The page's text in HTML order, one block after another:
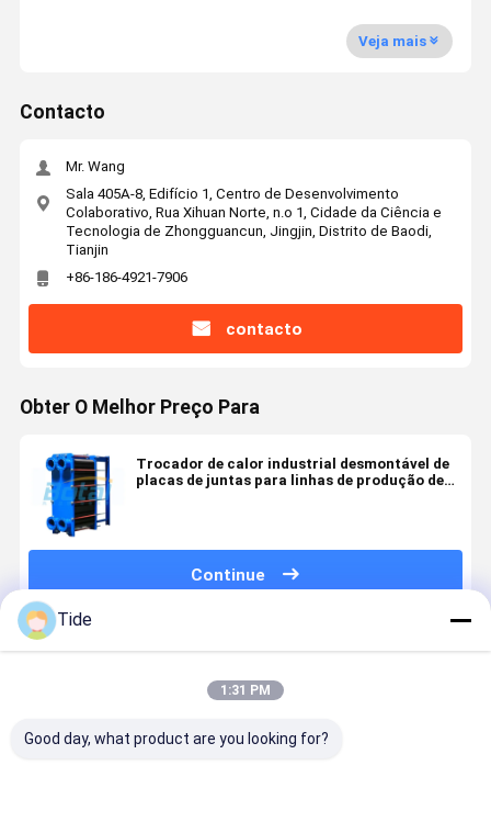
Veja mais
Contacto
Mr. Wang
Sala 405A-8, Edifício 1, Centro de Desenvolvimento
Colaborativo, Rua Xihuan Norte, n.o 1, Cidade da Ciência e
Tecnologia de Zhongguancun, Jingjin, Distrito de Baodi,
Tianjin
+86-186-4921-7906
contacto
Obter O Melhor Preço Para
Trocador de calor industrial desmontável de
placas de juntas para linhas de produção de
Continue
Produtos Recomendados
Tide
1:31 PM
Good day, what product are you looking for?